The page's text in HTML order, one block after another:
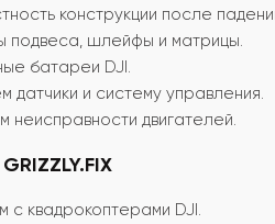
конструкции после
подвеса, шлейфы и матрицы.
батареи DJI.
и систему управления.
неисправности двигателей.
квадрокоптерами DJI.